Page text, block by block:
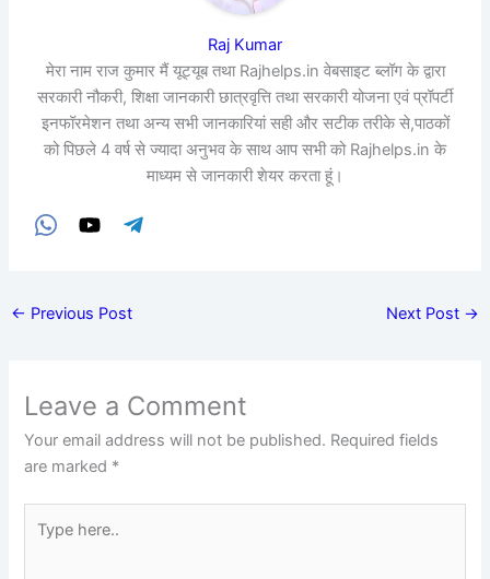
Raj Kumar
मेरा नाम राज कुमार मैं यूट्यूब तथा Rajhelps.in वेबसाइट ब्लॉग के द्वारा
सरकारी नौकरी, शिक्षा जानकारी छात्रवृत्ति तथा सरकारी योजना एवं प्रॉपर्टी
इनफॉरमेशन तथा अन्य सभी जानकारियां सही और सटीक तरीके से,पाठकों
को पिछले 4 वर्ष से ज्यादा अनुभव के साथ आप सभी को Rajhelps.in के
माध्यम से जानकारी शेयर करता हूं।
← Previous Post Next Post →
Leave a Comment
Your email address will not be published. Required fields
are marked *
here..